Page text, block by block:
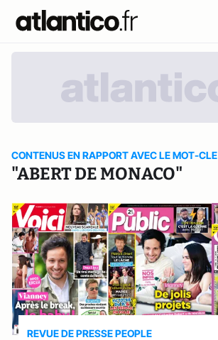
CONTENUS EN RAPPORT AVEC LE MOT-CLE
"ABERT DE MONACO"
REVUE DE PRESSE PEOPLE